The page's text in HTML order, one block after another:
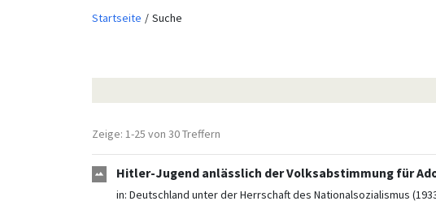
Startseite Suche
Zeige: 1-25 von 30 Treffern
Hitler-Jugend anlässlich der Volksabstimmung für
in: Deutschland unter der Herrschaft des Nationalsozialismus